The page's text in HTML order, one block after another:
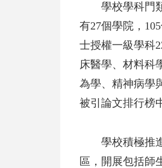
學校學科門
有27個學院，
士授權一級學科
床醫學、材料科
為學、精神病學
被引論文排行榜
學校積極推
區，開展包括師